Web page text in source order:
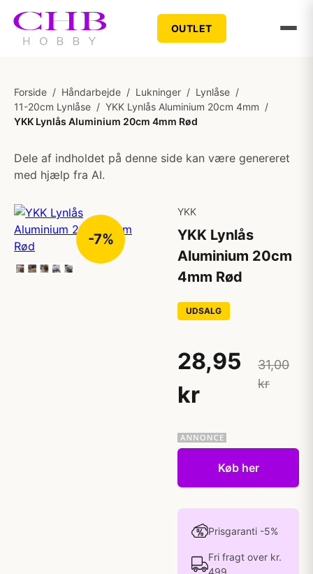
OUTLET
Forside / Håndarbejde / Lukninger / Lynlåse /
11-20cm Lynlåse / YKK Lynlås Aluminium 20cm 4mm /
YKK Lynlås Aluminium 20cm 4mm Rød
Dele af indholdet på denne side kan være genereret
med hjælp fra AI.
-7%
YKK
YKK Lynlås
Aluminium 20cm
4mm Rød
UDSALG
28,95
kr
31,00
kr
Køb her
Prisgaranti -5%
Fri fragt over kr.
499